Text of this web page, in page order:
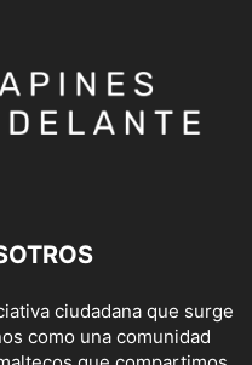
ciudadana que surge
como una comunidad